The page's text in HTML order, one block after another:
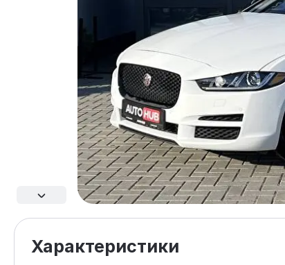
Характеристики